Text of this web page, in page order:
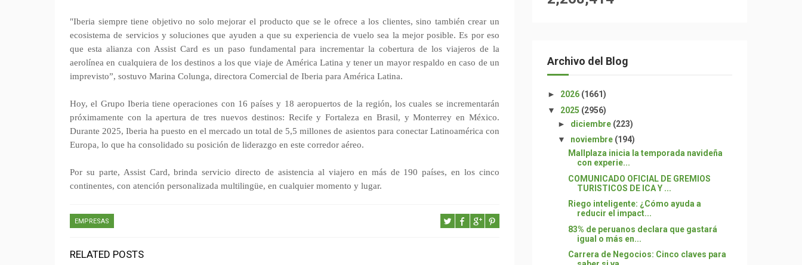
"Iberia siempre tiene objetivo no solo mejorar el producto que se le ofrece a los clientes, sino también crear un
ecosistema de servicios y soluciones que ayuden a que su experiencia de vuelo sea la mejor posible. Es por eso
que esta alianza con Assist Card es un paso fundamental para incrementar la cobertura de los viajeros de la
aerolínea en cualquiera de los destinos a los que viaje de América Latina y tener un mayor respaldo en caso de un
imprevisto”, sostuvo Marina Colunga, directora Comercial de Iberia para América Latina.
Hoy, el Grupo Iberia tiene operaciones con 16 países y 18 aeropuertos de la región, los cuales se incrementarán
próximamente con la apertura de tres nuevos destinos: Recife y Fortaleza en Brasil, y Monterrey en México.
Durante 2025, Iberia ha puesto en el mercado un total de 5,5 millones de asientos para conectar Latinoamérica con
Europa, lo que ha consolidado su posición de liderazgo en este corredor aéreo.
Por su parte, Assist Card, brinda servicio directo de asistencia al viajero en más de 190 países, en los cinco
continentes, con atención personalizada multilingüe, en cualquier momento y lugar.
EMPRESAS
RELATED POSTS
Archivo del Blog
► 2026 (1661)
▼ 2025 (2956)
► diciembre (223)
▼ noviembre (194)
Mallplaza inicia la temporada navideña
con experie...
COMUNICADO OFICIAL DE GREMIOS
TURISTICOS DE ICA Y ...
Riego inteligente: ¿Cómo ayuda a
reducir el impact...
83% de peruanos declara que gastará
igual o más en...
Carrera de Negocios: Cinco claves para